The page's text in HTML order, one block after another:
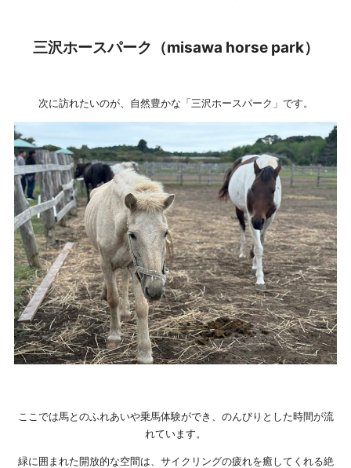
三沢ホースパーク（misawa horse park）
次に訪れたいのが、自然豊かな「三沢ホースパーク」です。
ここでは馬とのふれあいや乗馬体験ができ、のんびりとした時間が流
れています。
緑に囲まれた開放的な空間は、サイクリングの疲れを癒してくれる絶